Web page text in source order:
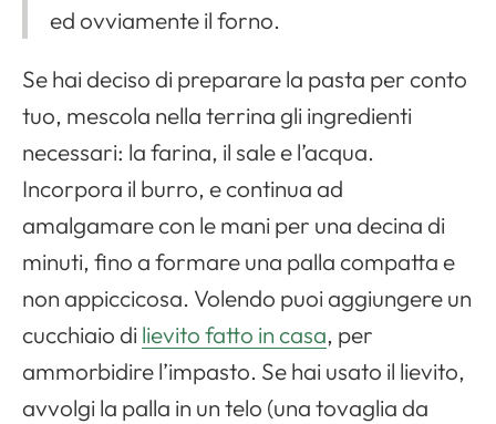
ed ovviamente il forno.
Se hai deciso di preparare la pasta per conto
tuo, mescola nella terrina gli ingredienti
necessari: la farina, il sale e l’acqua.
Incorpora il burro, e continua ad
amalgamare con le mani per una decina di
minuti, fino a formare una palla compatta e
non appiccicosa. Volendo puoi aggiungere un
cucchiaio di lievito fatto in casa, per
ammorbidire l’impasto. Se hai usato il lievito,
avvolgi la palla in un telo (una tovaglia da